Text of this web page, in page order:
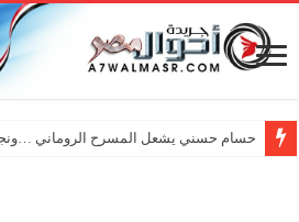
حسام حسني يشعل المسرح الروماني